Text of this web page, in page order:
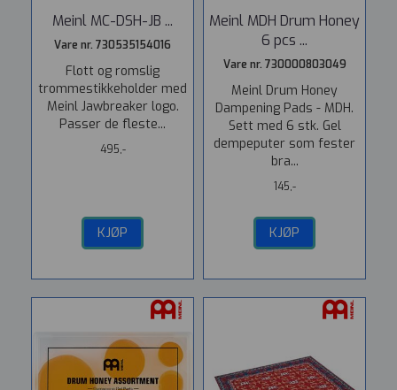
Meinl MC-DSH-JB ...
Vare nr. 730535154016
Flott og romslig
trommestikkeholder med
Meinl Jawbreaker logo.
Passer de fleste...
495,-
KJØP
Meinl MDH Drum Honey
6 pcs ...
Vare nr. 730000803049
Meinl Drum Honey
Dampening Pads - MDH.
Sett med 6 stk. Gel
dempeputer som fester
bra...
145,-
KJØP